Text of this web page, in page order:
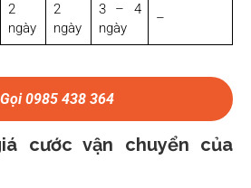
2
ngày
2
ngày
3 – 4
ngày
–
Gọi 0985 438 364
cước vận chuyển của